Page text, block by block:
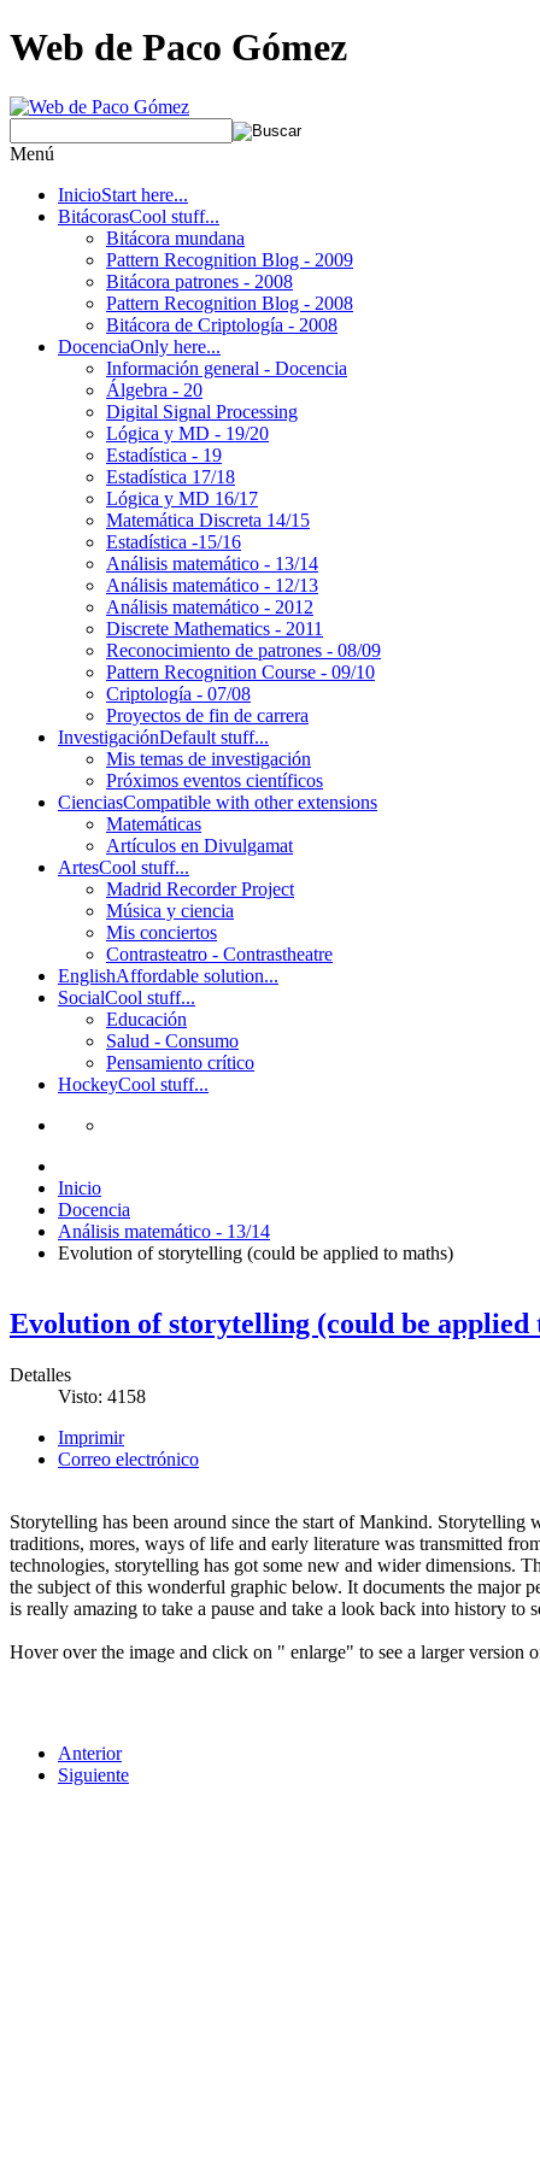
Web de Paco Gómez
Menú
InicioStart here...
BitácorasCool stuff...
Bitácora mundana
Pattern Recognition Blog - 2009
Bitácora patrones - 2008
Pattern Recognition Blog - 2008
Bitácora de Criptología - 2008
DocenciaOnly here...
Información general - Docencia
Álgebra - 20
Digital Signal Processing
Lógica y MD - 19/20
Estadística - 19
Estadística 17/18
Lógica y MD 16/17
Matemática Discreta 14/15
Estadística -15/16
Análisis matemático - 13/14
Análisis matemático - 12/13
Análisis matemático - 2012
Discrete Mathematics - 2011
Reconocimiento de patrones - 08/09
Pattern Recognition Course - 09/10
Criptología - 07/08
Proyectos de fin de carrera
InvestigaciónDefault stuff...
Mis temas de investigación
Próximos eventos científicos
CienciasCompatible with other extensions
Matemáticas
Artículos en Divulgamat
ArtesCool stuff...
Madrid Recorder Project
Música y ciencia
Mis conciertos
Contrasteatro - Contrastheatre
EnglishAffordable solution...
SocialCool stuff...
Educación
Salud - Consumo
Pensamiento crítico
HockeyCool stuff...
Inicio
Docencia
Análisis matemático - 13/14
Evolution of storytelling (could be applied to maths)
Evolution of storytelling (could be applied
Detalles
Visto: 4158
Imprimir
Correo electrónico
Storytelling has been around since the start of Mankind.
traditions, mores, ways of life and early literature was transmitted
technologies, storytelling has got some new and wider dimensions.
the subject of this wonderful graphic below. It documents the major
is really amazing to take a pause and take a look back into history
Hover over the image and click on " enlarge" to see a larger version
Anterior
Siguiente